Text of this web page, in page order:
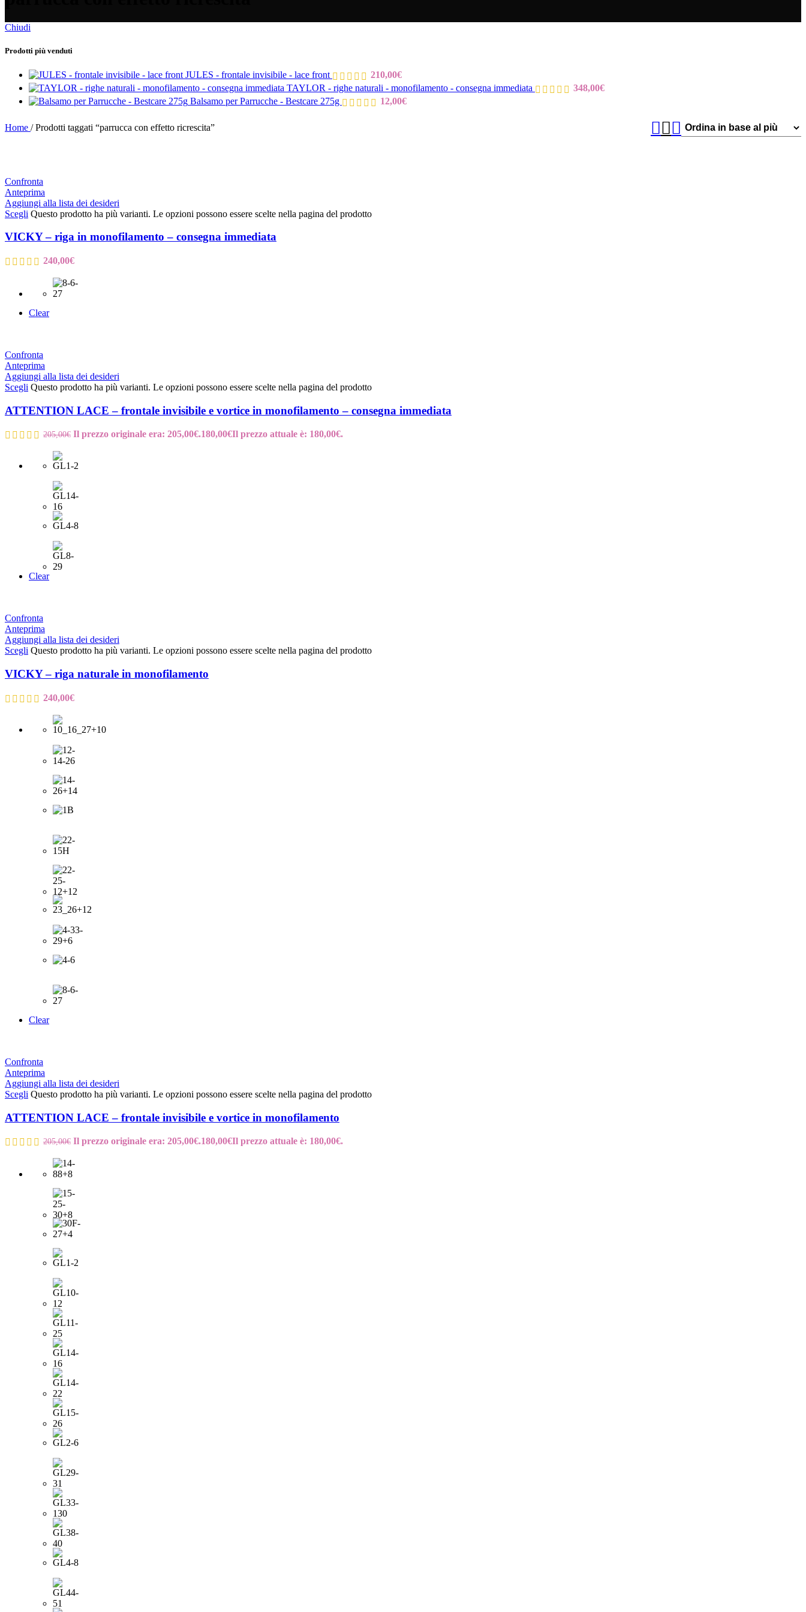
Chiudi
Prodotti più venduti
JULES - frontale invisibile - lace front 210,00€
TAYLOR - righe naturali - monofilamento - consegna immediata
348,00€
Balsamo per Parrucche - Bestcare 275g
12,00€
Home / Prodotti taggati “parrucca con effetto ricrescita”
Confronta
Anteprima
Aggiungi alla lista dei desideri
Scegli Questo prodotto ha più varianti. Le opzioni possono essere scelte nella pagina del prodotto
VICKY – riga in monofilamento – consegna immediata
240,00€
Clear
Confronta
Anteprima
Aggiungi alla lista dei desideri
Scegli Questo prodotto ha più varianti. Le opzioni possono essere scelte nella pagina del prodotto
ATTENTION LACE – frontale invisibile e vortice in monofilamento – consegna immediata
205,00€ Il prezzo originale era: 205,00€.180,00€Il prezzo attuale è: 180,00€.
Clear
Confronta
Anteprima
Aggiungi alla lista dei desideri
Scegli Questo prodotto ha più varianti. Le opzioni possono essere scelte nella pagina del prodotto
VICKY – riga naturale in monofilamento
240,00€
Clear
Confronta
Anteprima
Aggiungi alla lista dei desideri
Scegli Questo prodotto ha più varianti. Le opzioni possono essere scelte nella pagina del prodotto
ATTENTION LACE – frontale invisibile e vortice in monofilamento
205,00€ Il prezzo originale era: 205,00€.180,00€Il prezzo attuale è: 180,00€.